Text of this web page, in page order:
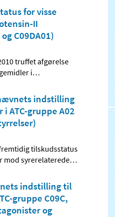
for visse
II
C09DA01)
truffet afgørelse
i…
indstilling
ATC-gruppe A02
tilskudsstatus
mod syrerelaterede…
indstilling til
gruppe C09C,
og